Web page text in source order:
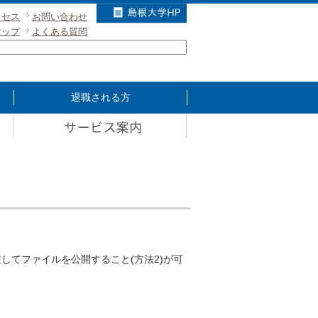
ス
お問い合わせ
プ
よくある質問
退職される方
てファイルを公開すること(方法2)が可